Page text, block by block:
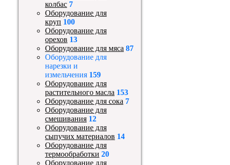
колбас 7
Оборудование для
круп 100
Оборудование для
орехов 13
Оборудование для мяса 87
Оборудование для
нарезки и
измельчения 159
Оборудование для
растительного масла 153
Оборудование для сока 7
Оборудование для
смешивания 12
Оборудование для
сыпучих материалов 14
Оборудование для
термообработки 20
Оборудование для